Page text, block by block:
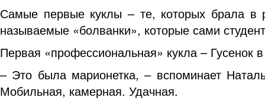
Самые первые куклы – те, которых брала в
называемые «болванки», которые сами
Первая «профессиональная» кукла – Гусенок
– Это была марионетка, – вспоминает
Мобильная, камерная. Удачная.